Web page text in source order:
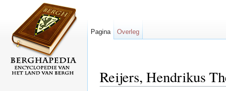
Reijers, Hendrikus
Pagina Overleg